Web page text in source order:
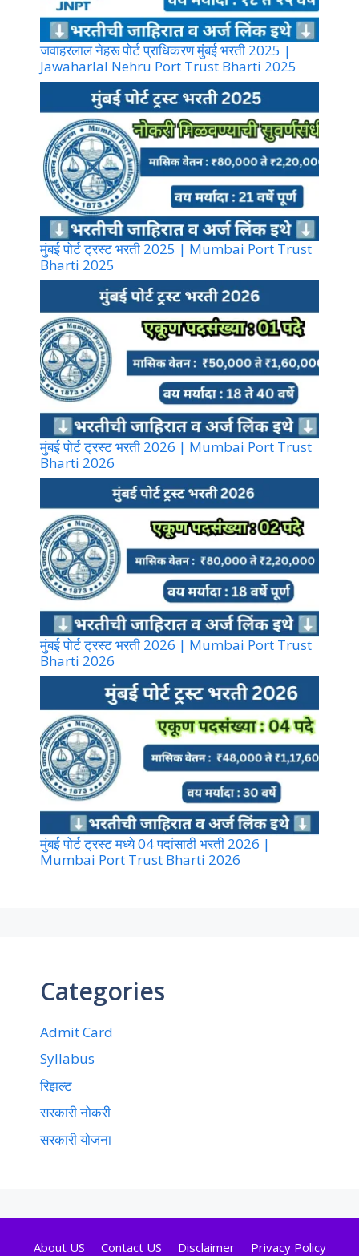
जवाहरलाल नेहरू पोर्ट प्राधिकरण मुंबई भरती 2025 |
Jawaharlal Nehru Port Trust Bharti 2025
मुंबई पोर्ट ट्रस्ट भरती 2025 | Mumbai Port Trust
Bharti 2025
मुंबई पोर्ट ट्रस्ट भरती 2026 | Mumbai Port Trust
Bharti 2026
मुंबई पोर्ट ट्रस्ट भरती 2026 | Mumbai Port Trust
Bharti 2026
मुंबई पोर्ट ट्रस्ट मध्ये 04 पदांसाठी भरती 2026 |
Mumbai Port Trust Bharti 2026
Categories
Admit Card
Syllabus
रिझल्ट
सरकारी नोकरी
सरकारी योजना
About US Contact US Disclaimer Privacy Policy